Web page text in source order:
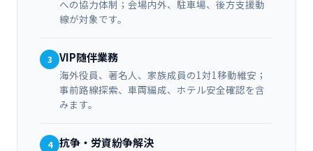
への協力体制；会場内外、駐車場、後方支援動
線が対象です。
3 VIP随伴業務
海外役員、著名人、家族成員の1対1移動維安；
事前路線探索、車両編成、ホテル安全確認を含
みます。
4 抗争・労資紛争解決